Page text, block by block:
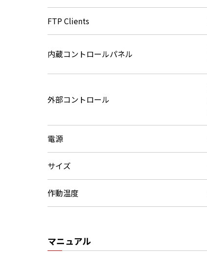
FTP Clients
内蔵コントロールパネル
外部コントロール
電源
サイズ
作動温度
マニュアル